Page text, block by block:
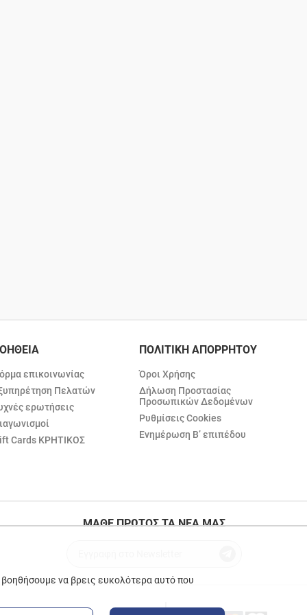
επικοινωνίας
Πελατών
ερωτήσεις
Cards ΚΡΗΤΙΚΟΣ
ΠΟΛΙΤΙΚΗ ΑΠΟΡΡΗΤΟΥ
Όροι Χρήσης
Δήλωση Προστασίας
Προσωπικών Δεδομένων
Ρυθμίσεις Cookies
Ενημέρωση Β’ επιπέδου
ΜΑΘΕ ΠΡΩΤΟΣ ΤΑ ΝΕΑ ΜΑΣ
να βρεις ευκολότερα αυτό που